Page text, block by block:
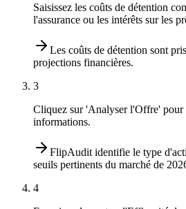
Saisissez les coûts de détention
l'assurance ou les intérêts sur les
Les coûts de détention sont
projections financières.
3
Cliquez sur 'Analyser l'Offre' pour
informations.
FlipAudit identifie le type
seuils pertinents du marché de
4